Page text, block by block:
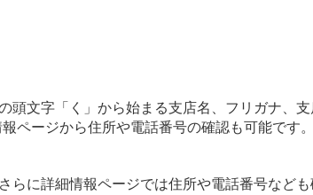
頭文字「く」から始まる支店名、フリガナ、支
ページから住所や電話番号の確認も可能です。
らに詳細情報ページでは住所や電話番号など